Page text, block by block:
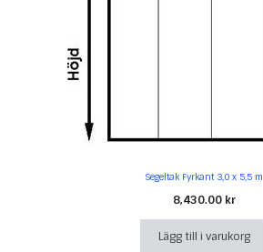
Segeltak Fyrkant 3,0 x 5,5 m
8,430.00 kr
Lägg till i varukorg